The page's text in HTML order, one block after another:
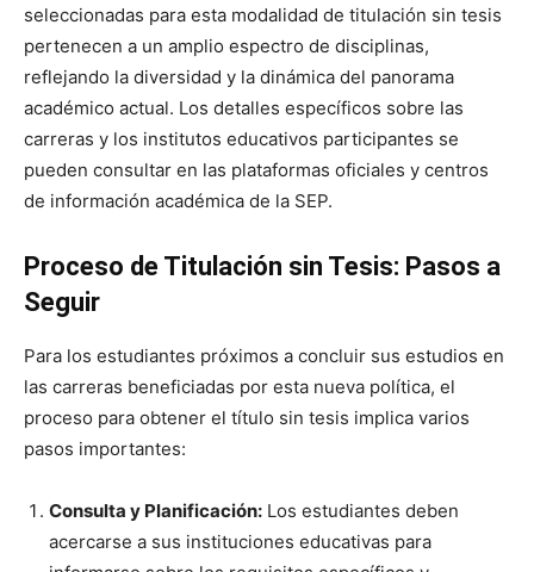
seleccionadas para esta modalidad de titulación sin tesis
pertenecen a un amplio espectro de disciplinas,
reflejando la diversidad y la dinámica del panorama
académico actual. Los detalles específicos sobre las
carreras y los institutos educativos participantes se
pueden consultar en las plataformas oficiales y centros
de información académica de la SEP.
Proceso de Titulación sin Tesis: Pasos a
Seguir
Para los estudiantes próximos a concluir sus estudios en
las carreras beneficiadas por esta nueva política, el
proceso para obtener el título sin tesis implica varios
pasos importantes:
Consulta y Planificación: Los estudiantes deben
acercarse a sus instituciones educativas para